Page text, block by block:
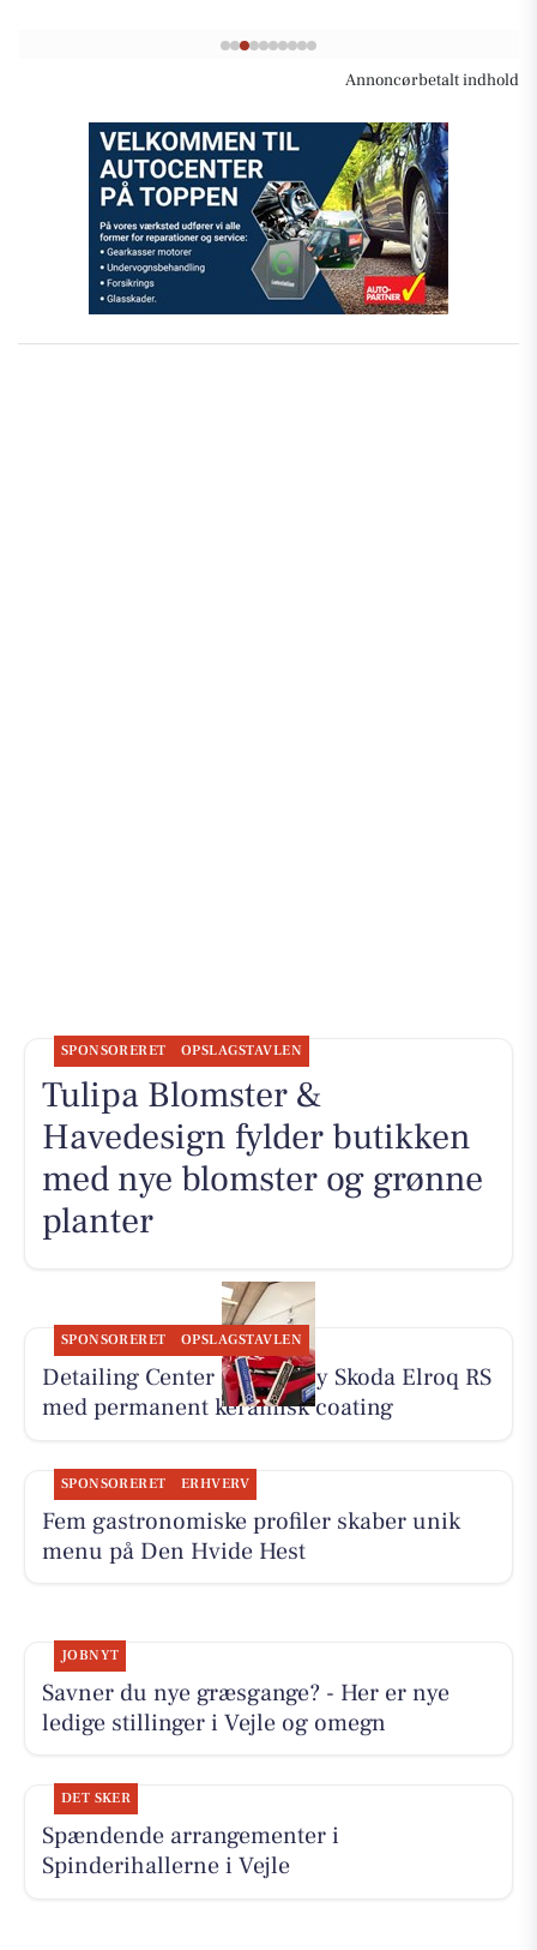
Annoncørbetalt indhold
SPONSORERET OPSLAGSTAVLEN
Tulipa Blomster &
Havedesign fylder butikken
med nye blomster og grønne
planter
SPONSORERET OPSLAGSTAVLEN
Detailing Center klargør ny Skoda Elroq RS
med permanent keramisk coating
SPONSORERET ERHVERV
Fem gastronomiske profiler skaber unik
menu på Den Hvide Hest
JOBNYT
Savner du nye græsgange? - Her er nye
ledige stillinger i Vejle og omegn
DET SKER
Spændende arrangementer i
Spinderihallerne i Vejle